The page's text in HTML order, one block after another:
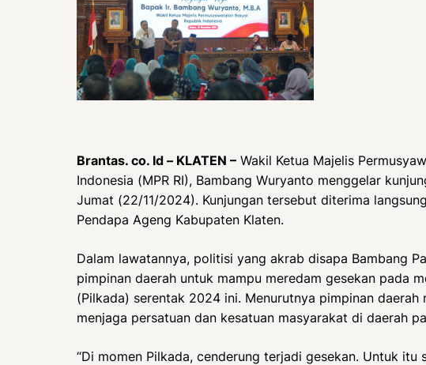
Brantas. co. Id – KLATEN – Wakil Ketua Majelis
Indonesia (MPR RI), Bambang Wuryanto menggelar
Jumat (22/11/2024). Kunjungan tersebut diterima
Pendapa Ageng Kabupaten Klaten.
Dalam lawatannya, politisi yang akrab disapa Bambang
pimpinan daerah untuk mampu meredam gesekan pada
(Pilkada) serentak 2024 ini. Menurutnya pimpinan daerah
menjaga persatuan dan kesatuan masyarakat di daerah
“Di momen Pilkada, cenderung terjadi gesekan. Untuk itu